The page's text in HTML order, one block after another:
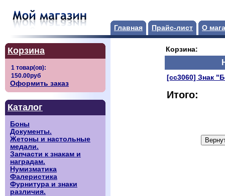
Главная Прайс-лист О
Корзина
Оформить заказ
Каталог
Боны
Документы.
Жетоны и настольные
медали.
Запчасти к знакам и
наградам.
Нумизматика
Фалеристика
Фурнитура и знаки
различия.
Корзина:
[сс3060] Знак
Итого: